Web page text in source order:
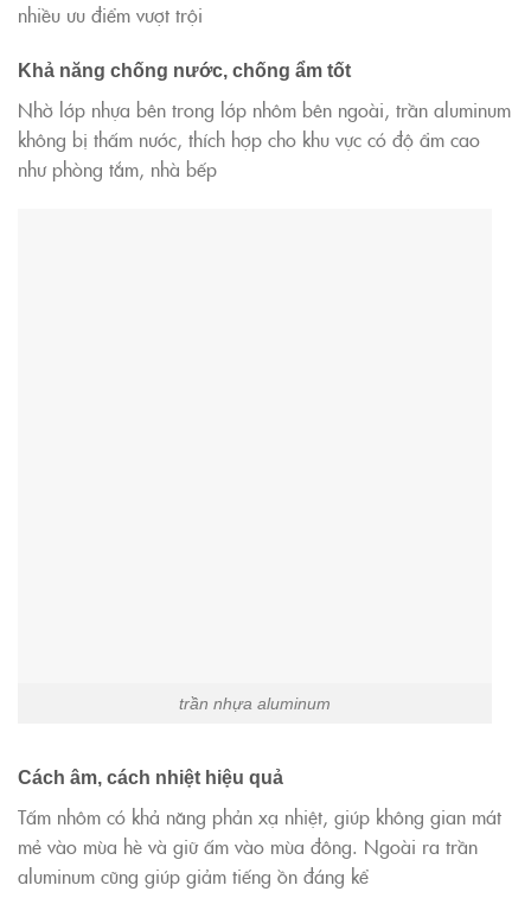
nhiều ưu điểm vượt trội
Khả năng chống nước, chống ẩm tốt
Nhờ lớp nhựa bên trong lớp nhôm bên ngoài, trần aluminum
không bị thấm nước, thích hợp cho khu vực có độ ẩm cao
như phòng tắm, nhà bếp
trần nhựa aluminum
Cách âm, cách nhiệt hiệu quả
Tấm nhôm có khả năng phản xạ nhiệt, giúp không gian mát
mẻ vào mùa hè và giữ ấm vào mùa đông. Ngoài ra trần
aluminum cũng giúp giảm tiếng ồn đáng kể